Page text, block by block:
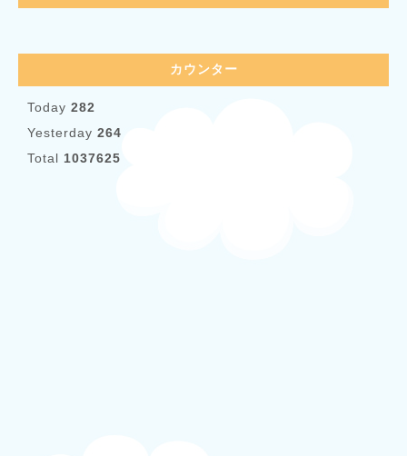
カウンター
Today 282
Yesterday 264
Total 1037625